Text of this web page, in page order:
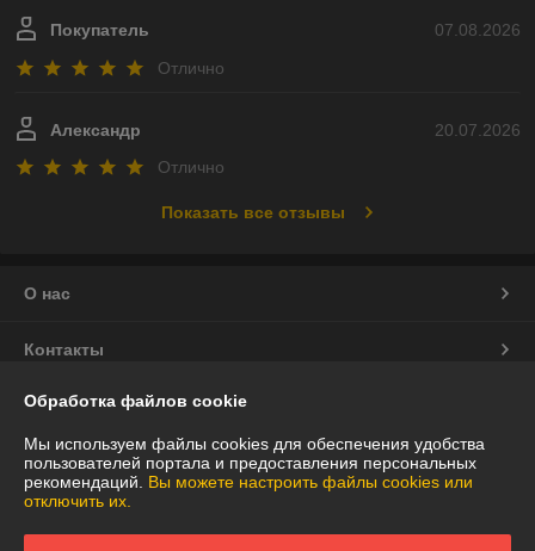
07.08.2026
Покупатель
Отлично
20.07.2026
Александр
Отлично
Показать все отзывы
О нас
Контакты
Доставка и оплата
График работы
Обработка файлов cookie
Мы используем файлы cookies для обеспечения удобства
пользователей портала и предоставления персональных
рекомендаций. Вы можете настроить файлы cookies или
отключить их.